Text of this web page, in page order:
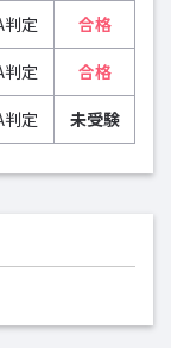
判定
合格
判定
合格
判定 未受験